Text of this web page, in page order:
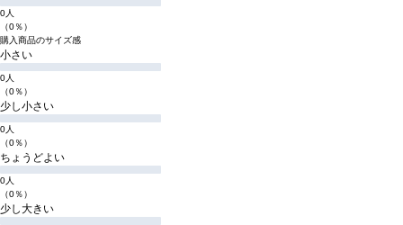
0人
（0％）
購入商品のサイズ感
小さい
0人
（0％）
少し小さい
0人
（0％）
ちょうどよい
0人
（0％）
少し大きい